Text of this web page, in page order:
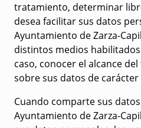
tratamiento, determinar
desea facilitar sus datos
Ayuntamiento de Zarza-
distintos medios
caso, conocer el alcance
sobre sus datos de
Cuando comparte sus
Ayuntamiento de Zarza-